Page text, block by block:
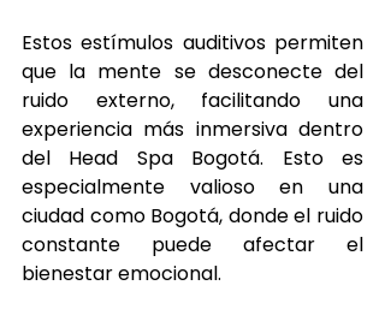
Estos estímulos auditivos permiten
que la mente se desconecte del
ruido externo, facilitando una
experiencia más inmersiva dentro
del Head Spa Bogotá. Esto es
especialmente valioso en una
ciudad como Bogotá, donde el ruido
constante puede afectar el
bienestar emocional.